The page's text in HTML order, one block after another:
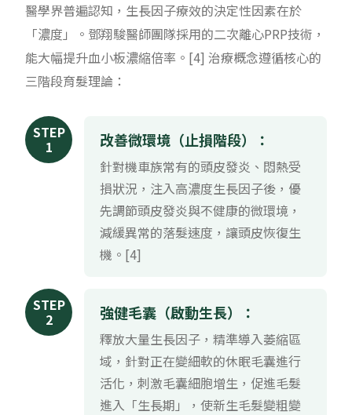
醫學界普遍認知，生長因子療效的決定性因素在於
「濃度」。鄧翔駿醫師團隊採用的二次離心PRP技術，
能大幅提升血小板濃縮倍率。[4] 治療概念遵循核心的
三階段育髮理論：
STEP
1 改善微環境（止損階段）：
針對機車族常有的頭皮發炎、悶熱受
損狀況，注入高濃度生長因子後，優
先調節頭皮發炎與不健康的微環境，
減緩異常的落髮速度，讓頭皮恢復生
機。[4]
STEP
2 強健毛囊（啟動生長）：
釋放大量生長因子，精準導入萎縮區
域，針對正在變細軟的休眠毛囊進行
活化，刺激毛囊細胞增生，促進毛髮
進入「生長期」，使新生毛髮變粗變